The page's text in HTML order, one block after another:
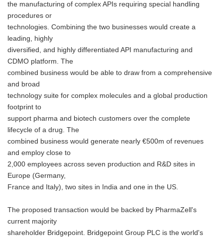
the manufacturing of complex APIs requiring special handling
procedures or
technologies. Combining the two businesses would create a
leading, highly
diversified, and highly differentiated API manufacturing and
CDMO platform. The
combined business would be able to draw from a comprehensive
and broad
technology suite for complex molecules and a global production
footprint to
support pharma and biotech customers over the complete
lifecycle of a drug. The
combined business would generate nearly €500m of revenues
and employ close to
2,000 employees across seven production and R&D sites in
Europe (Germany,
France and Italy), two sites in India and one in the US.
The proposed transaction would be backed by PharmaZell's
current majority
shareholder Bridgepoint. Bridgepoint Group PLC is the world's